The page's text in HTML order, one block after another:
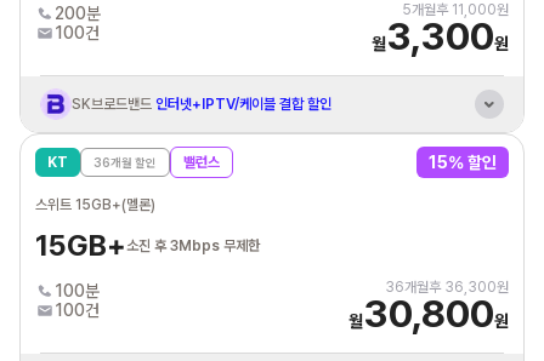
200분
100건
5개월후 11,000원
월3,300원
SK브로드밴드 인터넷+IPTV/케이블 결합 할인
통신비 제휴카드 자동납부최대 3만원 할인혜택
KT 36개월 할인 밸런스 15% 할인
스위트 15GB+(멜론)
15GB+소진 후 3Mbps 무제한
100분
100건
36개월후 36,300원
월30,800원